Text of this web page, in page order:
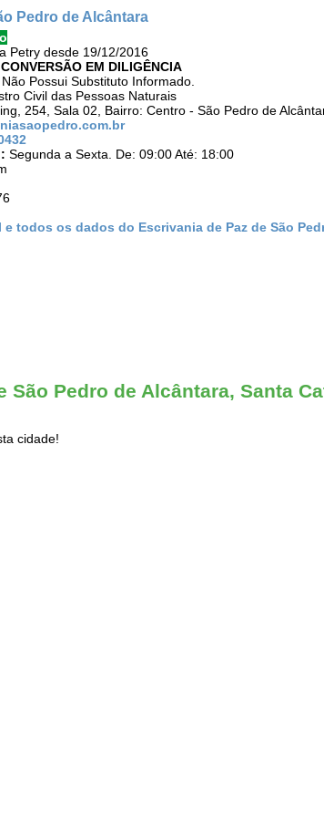
Pedro de Alcântara
Petry desde 19/12/2016
CONVERSÃO EM DILIGÊNCIA
Não Possui Substituto Informado.
Civil das Pessoas Naturais
254, Sala 02, Bairro: Centro - São Pedro de
Segunda a Sexta. De: 09:00 Até: 18:00
e todos os dados do Escrivania de Paz de São
São Pedro de Alcântara, Santa
cidade!